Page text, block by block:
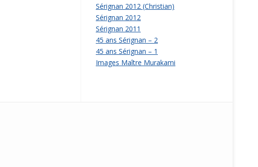
Sérignan 2012 (Christian)
Sérignan 2012
Sérignan 2011
45 ans Sérignan – 2
45 ans Sérignan – 1
Images Maître Murakami